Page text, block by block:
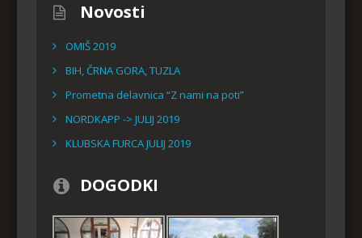
Novosti
OMIŠ 2019
BIH, ČRNA GORA, TUZLA
Prometna delavnica “Z nami na poti”
NORDKAPP -> JULIJ 2019
KLUBSKA FURCA JULIJ 2019
DOGODKI